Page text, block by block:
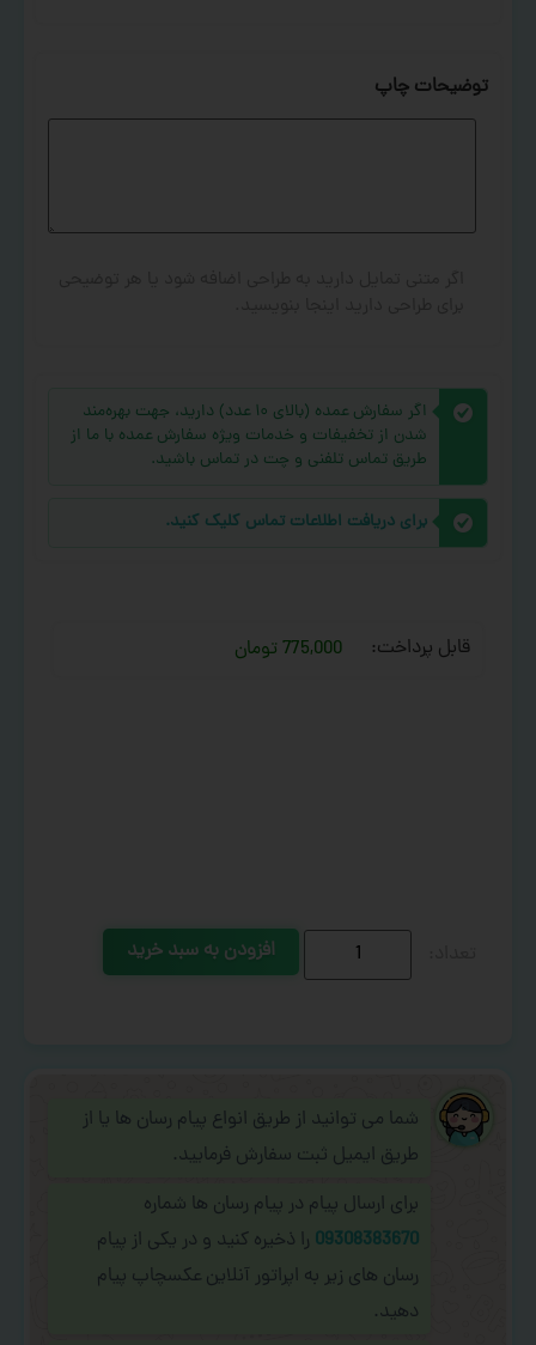
توضیحات چاپ
اگر سفارش عمده (بالای ۱۰ عدد) دارید، جهت بهره‌مند
شدن از تخفیفات و خدمات ویژه سفارش عمده با ما از
طریق تماس تلفنی و چت در تماس باشید.
برای دریافت اطلاعات تماس کلیک کنید.
قابل پرداخت: 775,000 تومان
افزودن به سبد خرید
شما می توانید از طریق انواع پیام رسان ها یا از
طریق ایمیل ثبت سفارش فرمایید.
برای ارسال پیام در پیام رسان ها شماره
09308383670 را ذخیره کنید و در یکی از پیام
رسان های زیر به اپراتور آنلاین عکسچاپ پیام
دهید.